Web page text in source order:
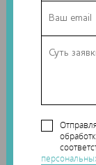
Несколько
объявила о
Процесс